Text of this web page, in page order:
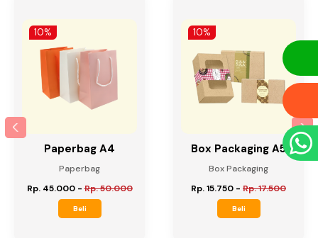
10%
Paperbag A4
Paperbag
Rp. 45.000-Rp. 50.000
Beli
10%
Box Packaging A5
Box Packaging
Rp. 15.750 - Rp. 17.500
Beli